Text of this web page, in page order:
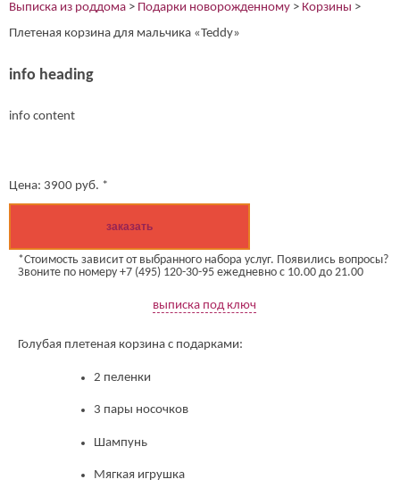
Выписка из роддома > Подарки новорожденному > Корзины >
Плетеная корзина для мальчика «Teddy»
info heading
info content
Цена: 3900 руб. *
заказать
*Стоимость зависит от выбранного набора услуг. Появились вопросы?
Звоните по номеру +7 (495) 120-30-95 ежедневно с 10.00 до 21.00
выписка под ключ
Голубая плетеная корзина с подарками:
2 пеленки
3 пары носочков
Шампунь
Мягкая игрушка